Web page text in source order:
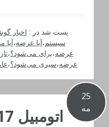
پست شد در : اخبار
سیستم،آیا عرضه،آیا
عرضه،برای می‌شود؟،
عرضه،سیری می‌شود؟،
25
مه